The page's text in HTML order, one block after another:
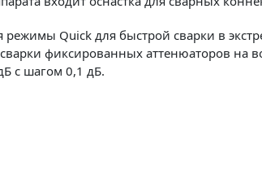
Quick для быстрой сварки в
фиксированных аттенюаторов на
с шагом 0,1 дБ.